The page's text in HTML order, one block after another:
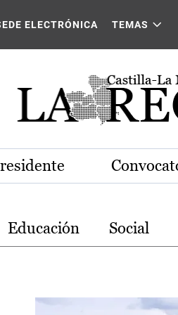
La Mancha
ELECTRÓNICA TEMAS
Educación Social